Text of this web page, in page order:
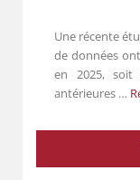
Une récente
de données
en 2025,
antérieures …